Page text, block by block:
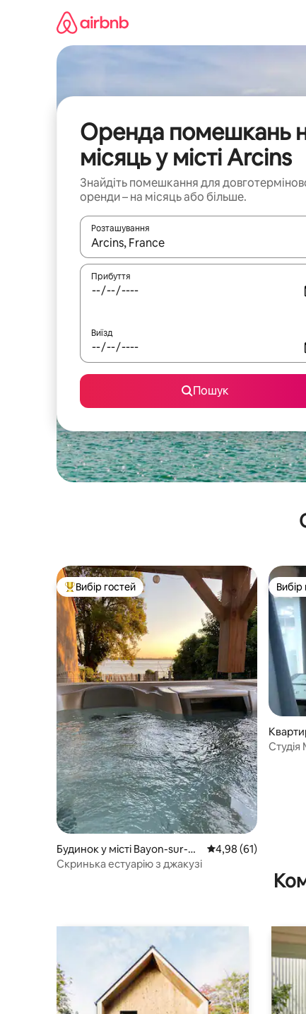
Оренда помешкань
місяць у місті Arcins
Знайдіть помешкання для
оренди – на місяць або більше.
Розташування
Отримавши результати пошуку,
Прибуття
Виїзд
Пошук
Топ вибір гостей
Вибір гостей
Будинок у місті Bayon-sur-Gi
ronde
Середня оцінка:
4,98 (61)
Скринька естуарію з джакузі
Вибір
Вибір
t-